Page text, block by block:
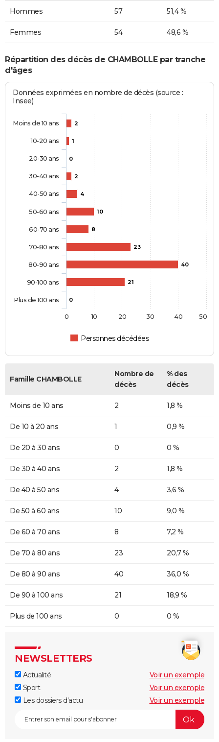
Hommes 57 51,4 %
Femmes 54 48,6 %
Répartition des décès de CHAMBOLLE par tranche
d'âges
Données exprimées en nombre de décès (source :
Insee)
2
1
0
2
4
10
8
23
40
21
0
Personnes décédées
Moins de 10 ans
10-20 ans
20-30 ans
30-40 ans
40-50 ans
50-60 ans
60-70 ans
70-80 ans
80-90 ans
90-100 ans
Plus de 100 ans
0 10 20 30 40 50
Famille CHAMBOLLE
Nombre de
décès
% des
décès
Moins de 10 ans 2 1,8 %
De 10 à 20 ans 1 0,9 %
De 20 à 30 ans 0 0 %
De 30 à 40 ans 2 1,8 %
De 40 à 50 ans 4 3,6 %
De 50 à 60 ans 10 9,0 %
De 60 à 70 ans 8 7,2 %
De 70 à 80 ans 23 20,7 %
De 80 à 90 ans 40 36,0 %
De 90 à 100 ans 21 18,9 %
Plus de 100 ans 0 0 %
NEWSLETTERS
Actualité
Voir un exemple
Sport
Voir un exemple
Les dossiers d'actu
Voir un exemple